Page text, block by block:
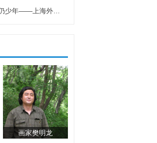
画家樊明龙